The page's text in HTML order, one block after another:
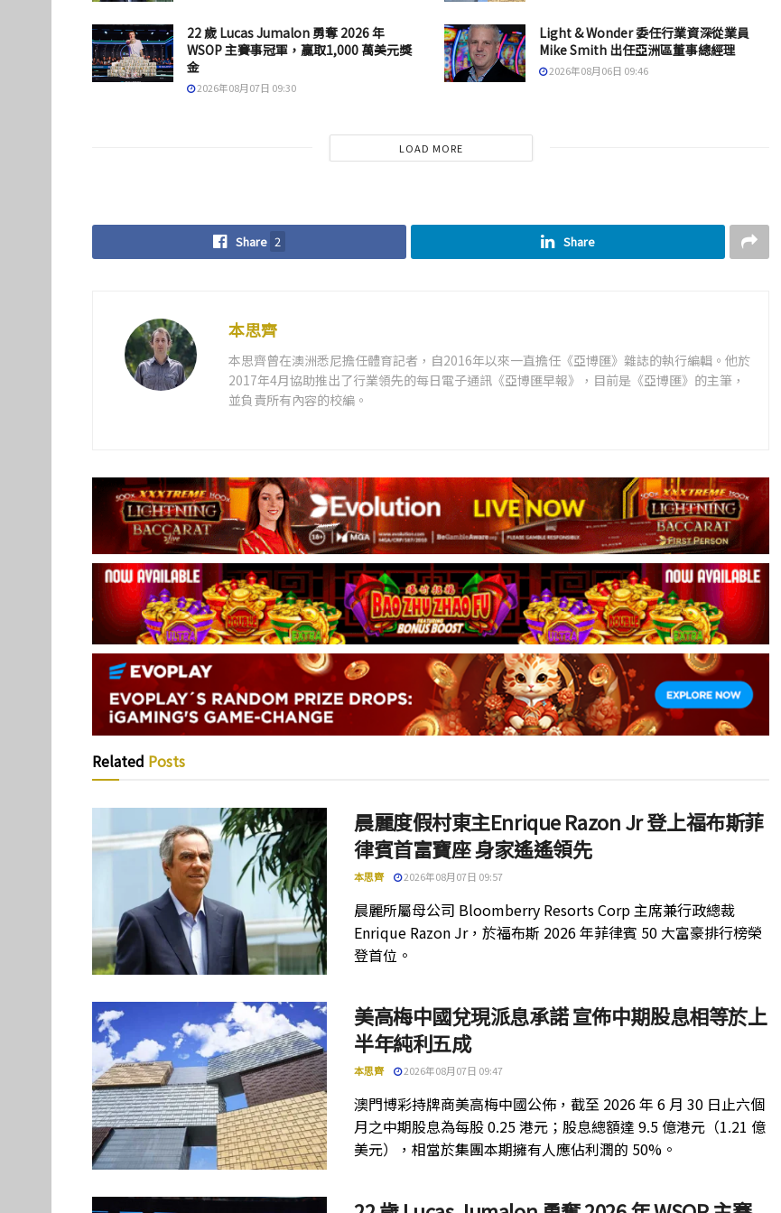
22 歲 Lucas Jumalon 勇奪 2026 年
WSOP 主賽事冠軍，贏取1,000 萬美元獎
金
2026年08月07日 09:30
Light & Wonder 委任行業資深從業員
Mike Smith 出任亞洲區董事總經理
2026年08月06日 09:46
LOAD MORE
Share 2 Share
本思齊
本思齊曾在澳洲悉尼擔任體育記者，自2016年以來一直擔任《亞博匯》雜誌的執行編輯。他於
2017年4月協助推出了行業領先的每日電子通訊《亞博匯早報》，目前是《亞博匯》的主筆，
並負責所有內容的校編。
Related Posts
晨麗度假村東主Enrique Razon Jr 登上福布斯菲
律賓首富寶座 身家遙遙領先
本思齊 2026年08月07日 09:57
晨麗所屬母公司 Bloomberry Resorts Corp 主席兼行政總裁
Enrique Razon Jr，於福布斯 2026 年菲律賓 50 大富豪排行榜榮
登首位。
美高梅中國兌現派息承諾 宣佈中期股息相等於上
半年純利五成
本思齊 2026年08月07日 09:47
澳門博彩持牌商美高梅中國公佈，截至 2026 年 6 月 30 日止六個
月之中期股息為每股 0.25 港元；股息總額達 9.5 億港元（1.21 億
美元），相當於集團本期擁有人應佔利潤的 50%。